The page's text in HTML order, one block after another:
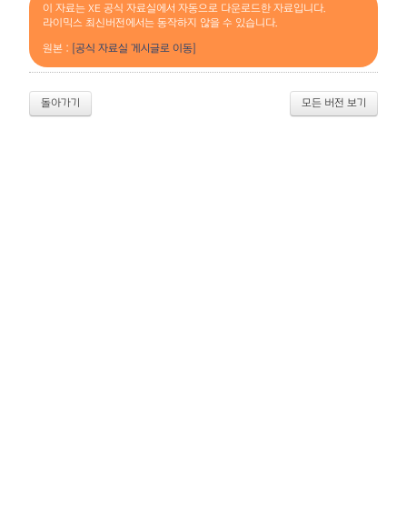
이 자료는 XE 공식 자료실에서 자동으로 다운로드한 자료입니다.
라이믹스 최신버전에서는 동작하지 않을 수 있습니다.
원본 : [공식 자료실 게시글로 이동]
돌아가기 모든 버전 보기